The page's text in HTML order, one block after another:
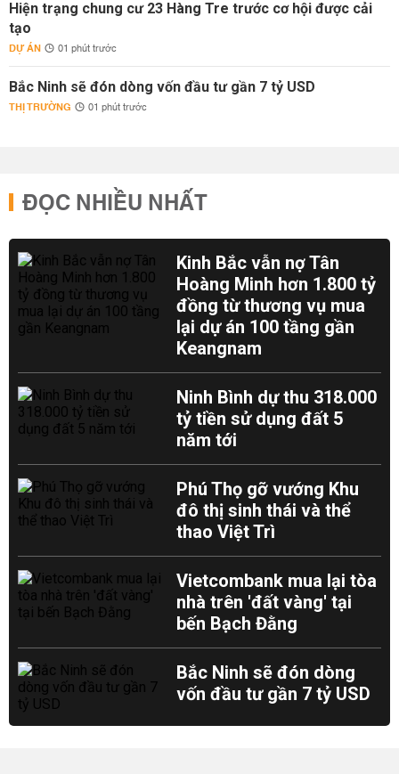
Hiện trạng chung cư 23 Hàng Tre trước cơ hội được cải
tạo
DỰ ÁN 01 phút trước
Bắc Ninh sẽ đón dòng vốn đầu tư gần 7 tỷ USD
THỊ TRƯỜNG 01 phút trước
ĐỌC NHIỀU NHẤT
Kinh Bắc vẫn nợ Tân
Hoàng Minh hơn 1.800 tỷ
đồng từ thương vụ mua
lại dự án 100 tầng gần
Keangnam
Ninh Bình dự thu 318.000
tỷ tiền sử dụng đất 5
năm tới
Phú Thọ gỡ vướng Khu
đô thị sinh thái và thể
thao Việt Trì
Vietcombank mua lại tòa
nhà trên 'đất vàng' tại
bến Bạch Đằng
Bắc Ninh sẽ đón dòng
vốn đầu tư gần 7 tỷ USD